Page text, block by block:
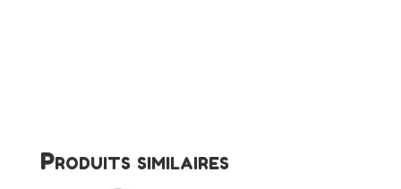
Produits similaires